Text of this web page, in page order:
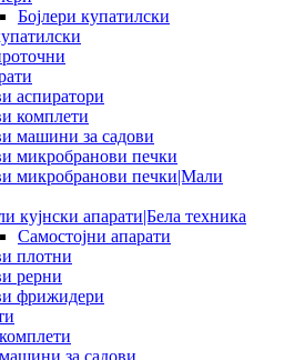
Бојлери купатилски
аспиратори
комплети
машини за садови
микробранови печки
микробранови печки|Мали
кујнски апарати|Бела техника
Самостојни апарати
плотни
рерни
фрижидери